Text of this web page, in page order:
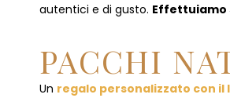
autentici e di gusto. Effettuiamo
PACCHI
Un regalo personalizzato con il